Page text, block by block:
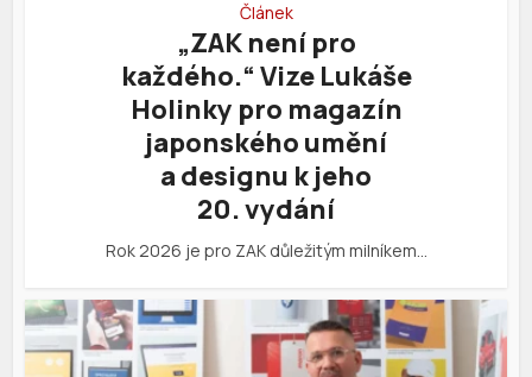
Článek
„ZAK není pro
každého.“ Vize Lukáše
Holinky pro magazín
japonského umění
a designu k jeho
20. vydání
Rok 2026 je pro ZAK důležitým milníkem…